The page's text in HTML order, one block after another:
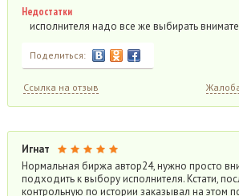
Недостатки
исполнителя надо все же выбирать
Поделиться:
Ссылка на отзыв
Игнат
Нормальная биржа автор24, нужно просто
подходить к выбору исполнителя. Кстати,
контрольную по истории заказывал на этом